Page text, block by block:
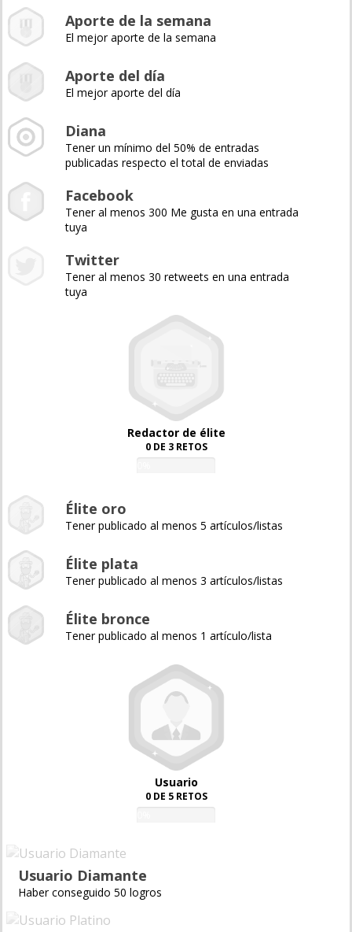
Aporte de la semana
El mejor aporte de la semana
Aporte del día
El mejor aporte del día
Diana
Tener un mínimo del 50% de entradas
publicadas respecto el total de enviadas
Facebook
Tener al menos 300 Me gusta en una entrada
tuya
Twitter
Tener al menos 30 retweets en una entrada
tuya
Redactor de élite
0 DE 3 RETOS
Élite oro
Tener publicado al menos 5 artículos/listas
Élite plata
Tener publicado al menos 3 artículos/listas
Élite bronce
Tener publicado al menos 1 artículo/lista
Usuario
0 DE 5 RETOS
Usuario Diamante
Haber conseguido 50 logros